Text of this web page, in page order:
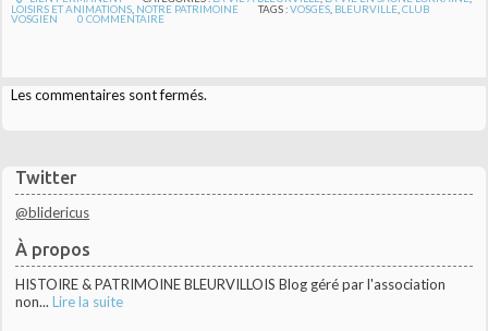
Twitter
@blidericus
À propos
HISTOIRE & PATRIMOINE BLEURVILLOIS Blog géré par l'association
non... Lire la suite
LOISIRS ET ANIMATIONS NOTRE PATRIMOINE TAGS :VOSGES BLEURVILLE ,CLUB
VOSGIEN 0 COMMENTAIRE
Les commentaires sont fermés.